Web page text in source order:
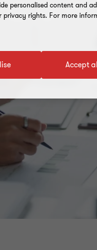
personalised content and
rights. For more
Accept